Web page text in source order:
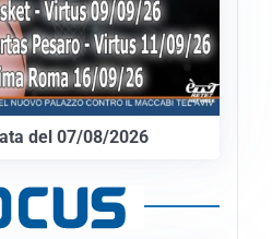
del 07/08/2026